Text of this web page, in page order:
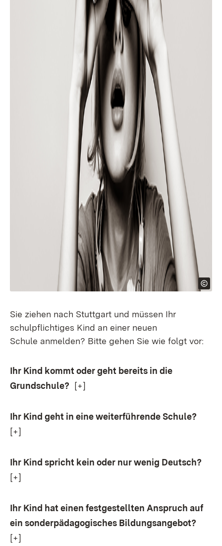
Sie ziehen nach Stuttgart und müssen Ihr
schulpflichtiges Kind an einer neuen
Schule anmelden? Bitte gehen Sie wie folgt vor:
Ihr Kind kommt oder geht bereits in die
Grundschule?
[+]
Ihr Kind geht in eine weiterführende Schule?
[+]
Ihr Kind spricht kein oder nur wenig Deutsch?
[+]
Ihr Kind hat einen festgestellten Anspruch auf
ein sonderpädagogisches Bildungsangebot?
[+]